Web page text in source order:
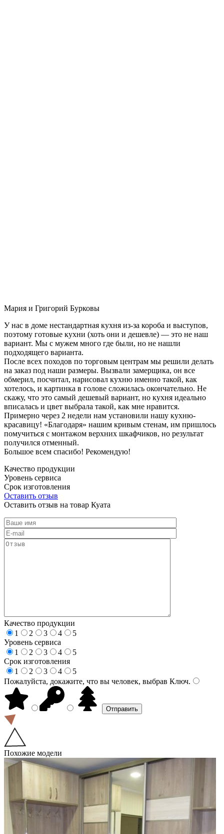
Мария и Григорий Бурковы
У нас в доме нестандартная кухня из-за короба и выступов,
поэтому готовые кухни (хоть они и дешевле) — это не наш
вариант. Мы с мужем много где были, но не нашли
подходящего варианта.
После всех походов по торговым центрам мы решили делать
на заказ под наши размеры. Вызвали замерщика, он все
обмерил, посчитал, нарисовал кухню именно такой, как
хотелось, и картинка в голове сложилась окончательно. Не
скажу, что это самый дешевый вариант, но кухня идеально
вписалась и цвет выбрала такой, как мне нравится.
Примерно через 2 недели нам установили нашу кухню-
красавицу! «Благодаря» нашим кривым стенам, им пришлось
помучиться с монтажом верхних шкафчиков, но результат
получился отменный.
Большое всем спасибо! Рекомендую!
Качество продукции
Уровень сервиса
Срок изготовления
Оставить отзыв
Оставить отзыв на товар Куата
Качество продукции
1
2 3 4
5
Уровень сервиса
1
2 3 4
5
Срок изготовления
1
2 3 4
5
Пожалуйста, докажите, что вы человек, выбрав Ключ.
Похожие модели